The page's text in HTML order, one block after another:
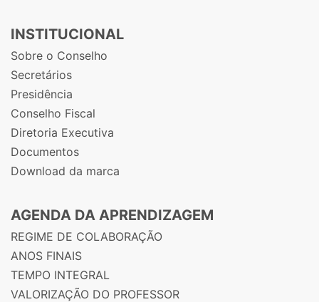
INSTITUCIONAL
Sobre o Conselho
Secretários
Presidência
Conselho Fiscal
Diretoria Executiva
Documentos
Download da marca
AGENDA DA APRENDIZAGEM
REGIME DE COLABORAÇÃO
ANOS FINAIS
TEMPO INTEGRAL
VALORIZAÇÃO DO PROFESSOR